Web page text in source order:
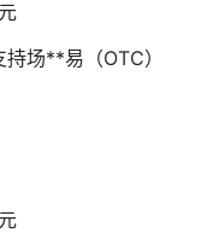
场**易（OTC）